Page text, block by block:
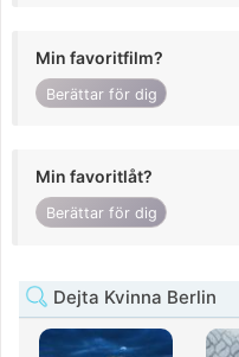
Min favoritfilm?
Berättar för dig
Min favoritlåt?
Berättar för dig
Dejta Kvinna Berlin